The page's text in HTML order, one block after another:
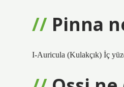
Pinna
I-Auricula (Kulakçık) İç